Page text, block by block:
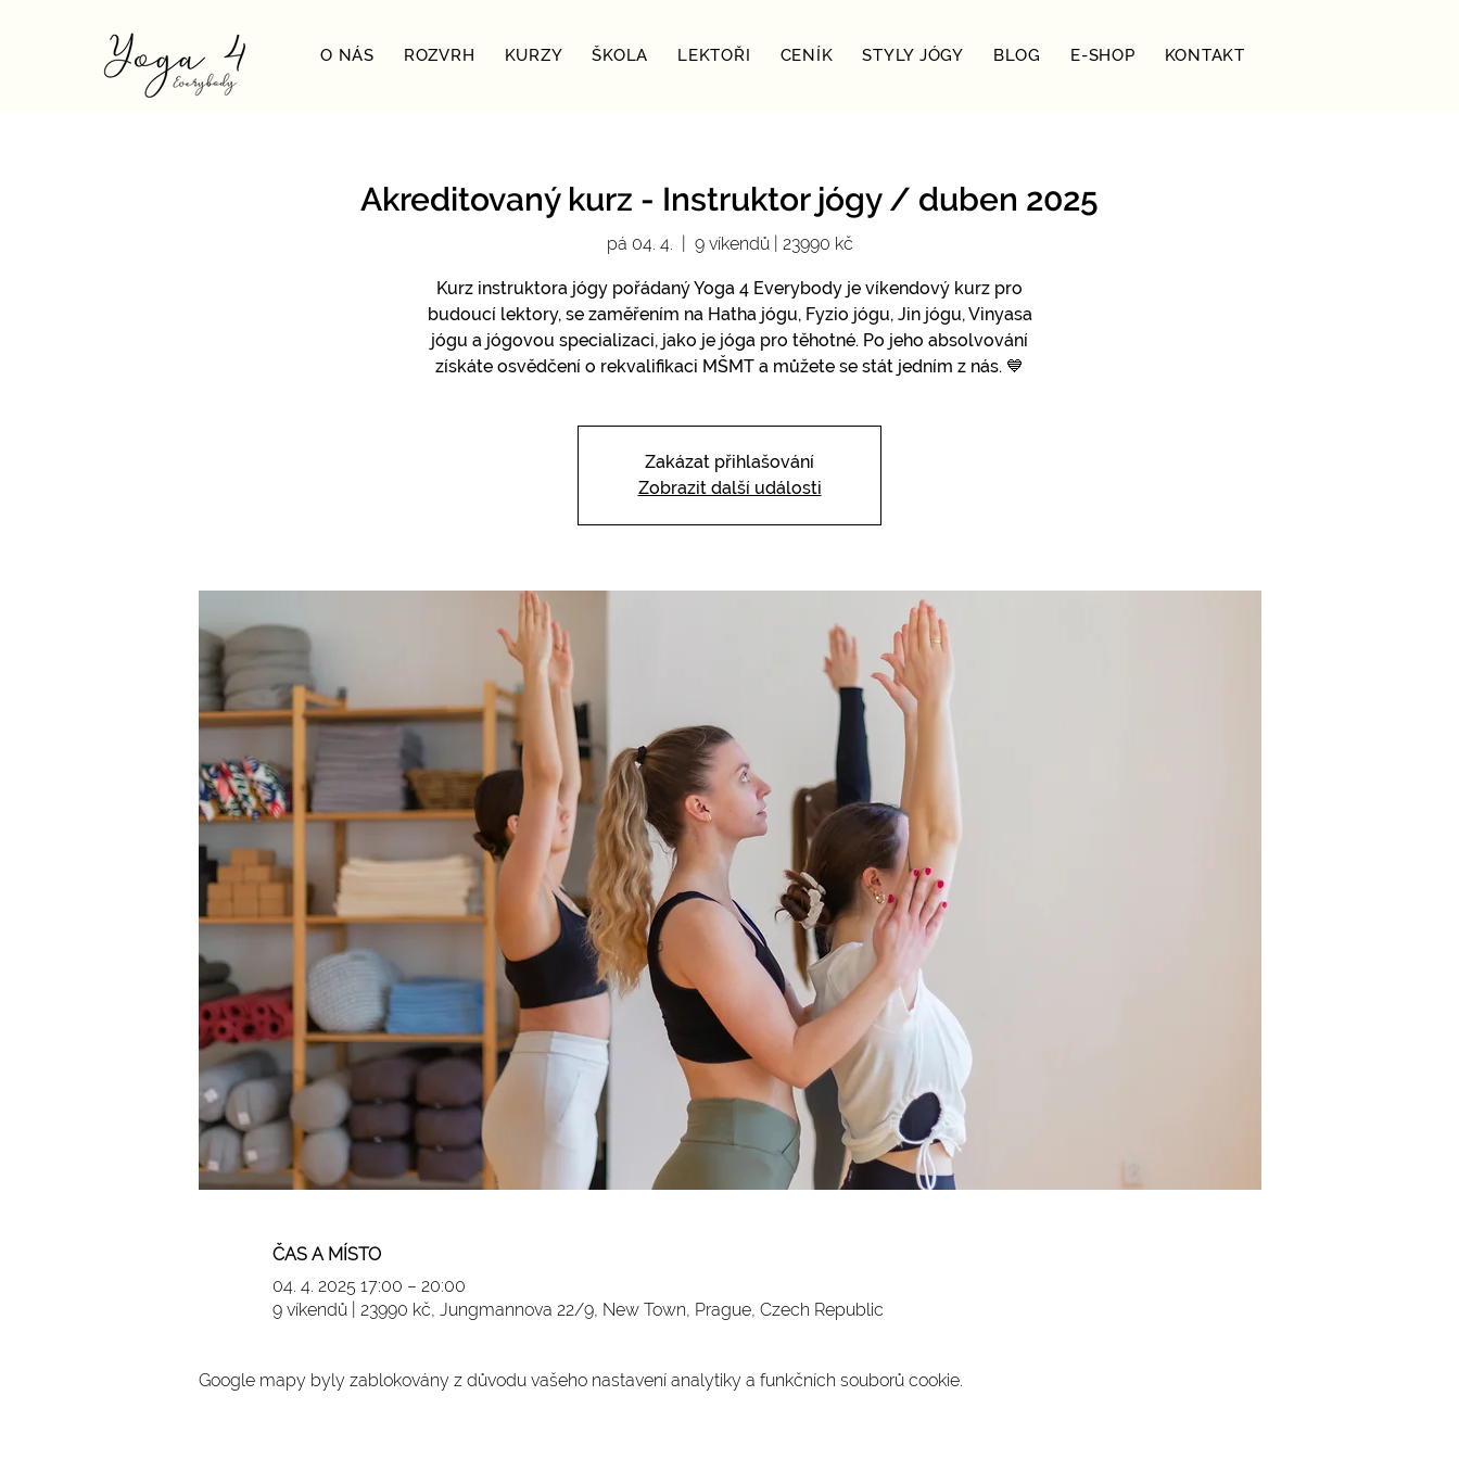
O NÁS ROZVRH KURZY ŠKOLA LEKTOŘI CENÍK STYLY JÓGY BLOG E-SHOP KONTAKT
Akreditovaný kurz - Instruktor jógy / duben 2025
pá 04. 4. 9 víkendů | 23990 kč
Kurz instruktora jógy pořádaný Yoga 4 Everybody je víkendový kurz pro
budoucí lektory, se zaměřením na Hatha jógu, Fyzio jógu, Jin jógu, Vinyasa
jógu a jógovou specializaci, jako je jóga pro těhotné. Po jeho absolvování
získáte osvědčení o rekvalifikaci MŠMT a můžete se stát jedním z nás. 💙
Zakázat přihlašování
Zobrazit další události
ČAS A MÍSTO
04. 4. 2025 17:00 – 20:00
9 víkendů | 23990 kč, Jungmannova 22/9, New Town, Prague, Czech Republic
Google mapy byly zablokovány z důvodu vašeho nastavení analytiky a funkčních souborů cookie.